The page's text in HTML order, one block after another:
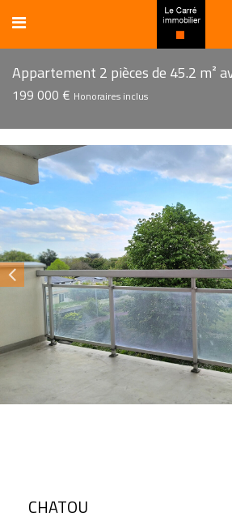
199 000 € Honoraires inclus
CHATOU